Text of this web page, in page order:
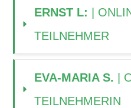
ERNST L:
|
TEILNEHMER
EVA-MARIA S.
|
TEILNEHMERIN